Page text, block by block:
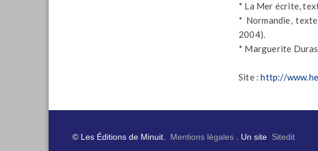
* La Mer écrite,
* Normandie,
2004).
* Marguerite
Site :http://
© Les Éditions de Minuit. Mentions légales . Un site Sitedit